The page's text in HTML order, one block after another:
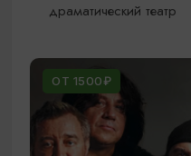
драматический театр
ОТ 1500₽